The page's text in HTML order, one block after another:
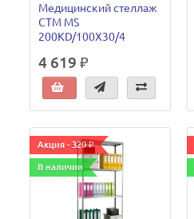
Медицинский стеллаж
СТМ MS
200KD/100Х30/4
4 619 ₽
Акция - 320 ₽
В наличии